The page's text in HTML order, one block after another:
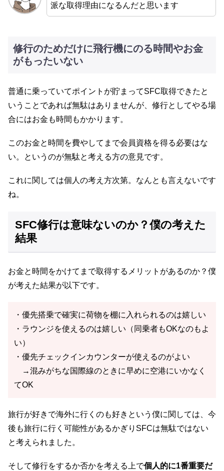
派な取得理由になるんだと思います
修行のためだけに飛行機にのる時間やお金
がもったいない
普通に乗っていてポイントが貯まってSFC取得できたと
いうことであれば無駄はありませんが、修行としてやる場
合にはお金も時間もかかります。
このお金と時間を費やしてまで会員資格を得る必要はな
い。というのが無駄と考える方の意見です。
これに関しては個人の考え方次第。なんとも言えないです
ね。
SFC修行は意味ないのか？僕の考えた
結果
お金と時間をかけてまで取得するメリットがあるのか？僕
が考えた結果が以下です。
・優先搭乗で確実に荷物を棚に入れられるのは嬉しい
・ラウンジを使えるのは嬉しい（同乗者もOKなのもよ
い）
・優先チェックインカウンターが使えるのがよい
→混みがちな国際線のときに早めに空港にいかなく
てOK
旅行が好きで海外に行くのも好きという僕に関しては、今
後も旅行に行く可能性があるかぎりSFCは無駄ではない
と考えられました。
そして修行をするか否かを考える上で個人的に1番重要だ